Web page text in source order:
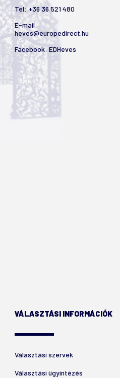
Tel:+36 36 521 480
E-mail:
heves@europedirect.hu
Facebook: EDHeves
VÁLASZTÁSI INFORMÁCIÓK
Választási szervek
Választási ügyintézés